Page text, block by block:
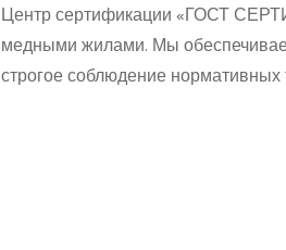
Центр сертификации «ГОСТ
медными жилами. Мы
строгое соблюдение нормативных